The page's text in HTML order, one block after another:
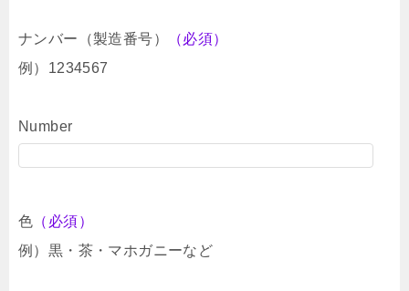
ナンバー（製造番号）
（必須）
例）1234567
Number
色 （必須）
例）黒・茶・マホガニーなど